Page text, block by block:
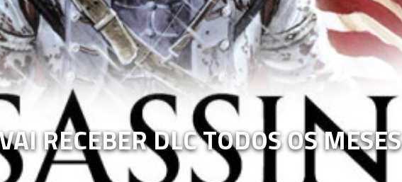
RECEBER DLC TODOS OS MESES